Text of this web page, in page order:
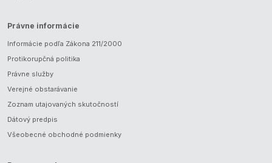
Právne informácie
Informácie podľa Zákona 211/2000
Protikorupčná politika
Právne služby
Verejné obstarávanie
Zoznam utajovaných skutočností
Dátový predpis
Všeobecné obchodné podmienky